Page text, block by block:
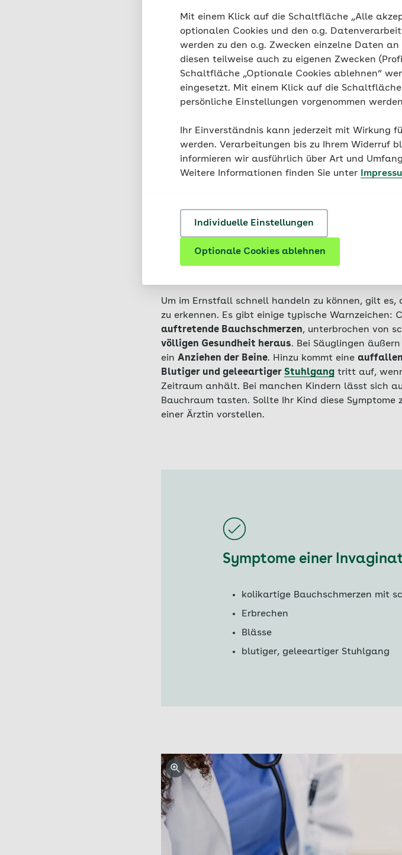
Mit einem Klick auf die Schaltfläche „Alle
optionalen Cookies und den o.g.
werden zu den o.g. Zwecken einzelne Daten
diesen teilweise auch zu eigenen Zwecken
Schaltfläche „Optionale Cookies ablehnen“
eingesetzt. Mit einem Klick auf die
persönliche Einstellungen vorgenommen
Ihr Einverständnis kann jederzeit mit Wirkung
werden. Verarbeitungen bis zu Ihrem Widerruf
informieren wir ausführlich über Art und
Weitere Informationen finden Sie unter
Individuelle Einstellungen
Optionale Cookies ablehnen
Je nach beteiligtem Darmabschnitt
Invagination unterschieden:
Dünndarm stülpt sich in den
der Fälle im Kindesalter vor)
Dickdarm stülpt sich in Dickdarm
Invagination –
Kleinkindern
Um im Ernstfall schnell handeln zu können, gilt
zu erkennen. Es gibt einige typische Warnzeichen:
auftretende Bauchschmerzen, unterbrochen von
völligen Gesundheit heraus. Bei Säuglingen
ein Anziehen der Beine. Hinzu kommt eine
Blutiger und geleeartiger Stuhlgang tritt auf,
Zeitraum anhält. Bei manchen Kindern lässt sich
Bauchraum tasten. Sollte Ihr Kind diese Symptome
einer Ärztin vorstellen.
Symptome einer
kolikartige Bauchschmerzen mit
Erbrechen
Blässe
blutiger, geleeartiger Stuhlgang